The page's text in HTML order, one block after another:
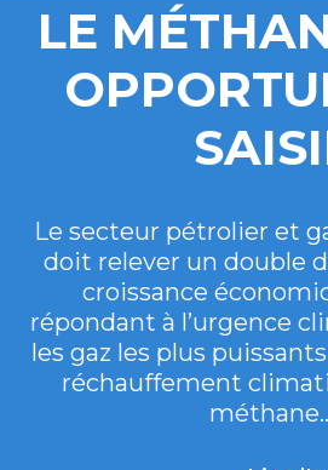
LE
Le secteur pétrolier et
doit relever un double
croissance
répondant à l’urgence
les gaz les plus
réchauffement